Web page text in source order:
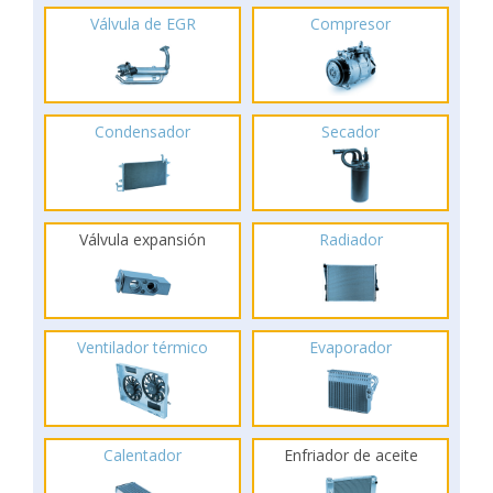
Válvula de EGR Compresor
Condensador Secador
Válvula expansión Radiador
Ventilador térmico Evaporador
Calentador Enfriador de aceite